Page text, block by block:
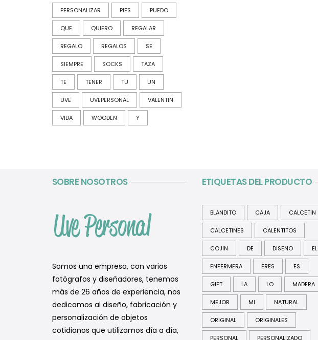
PERSONALIZAR PIES PUEDO
QUE QUIERO REGALAR
REGALO REGALOS SE
SIEMPRE SOCKS TAZA
TE TENER TU UN
UVE UVEPERSONAL VALENTIN
VIDA WOODEN Y
SOBRE NOSOTROS
Somos una empresa, con varios
fotógrafos y diseñadores, tenemos
más de 26 años de experiencia, nos
dedicamos al diseño, fabricación y
personalización de objetos
cotidianos que utilizamos día a día,
ETIQUETAS DEL PRODUCTO
BLANDITO CAJA CALCETIN
CALCETINES CALENTITOS
COJIN DE DISEÑO EL
ENFERMERA ERES ES
GIFT LA LO MADERA
MEJOR MI NATURAL
ORIGINAL ORIGINALES
PERSONAL PERSONALIZADO